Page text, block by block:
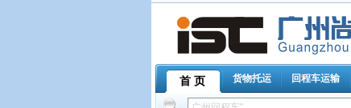
首 页 货物托运 回程车运输